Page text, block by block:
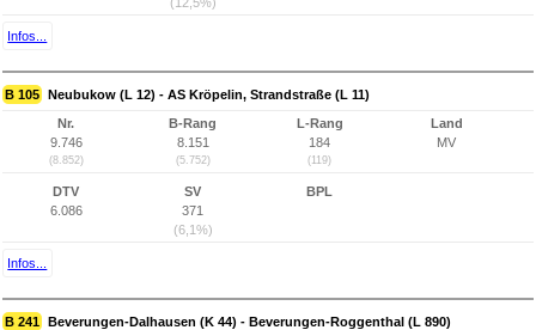
Infos...
B 105 Neubukow (L 12) - AS Kröpelin, Strandstraße (L 11)
Nr.
9.746
(8.852)
B-Rang
8.151
(5.752)
L-Rang
184
(119)
Land
MV
DTV
6.086
SV
371
(6,1%)
BPL
Infos...
B 241 Beverungen-Dalhausen (K 44) - Beverungen-Roggenthal (L 890)